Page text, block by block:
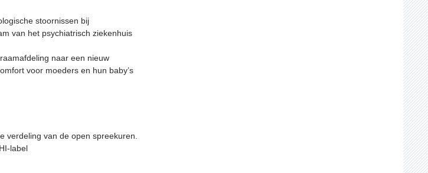
stoornissen bij
van het psychiatrisch ziekenhuis
naar een nieuw
voor moeders en hun baby’s
verdeling van de open spreekuren.
label